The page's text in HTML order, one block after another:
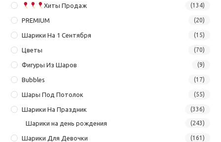
Хиты Продаж (134)
PREMIUM (20)
Шарики На 1 Сентября (15)
Цветы (70)
Фигуры Из Шаров (9)
Bubbles (17)
Шары Под Потолок (55)
Шарики На Праздник (336)
Шарики на день рождения (243)
Шарики Для Девочки (161)